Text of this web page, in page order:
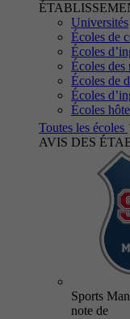
Universités
Écoles de
Écoles
Écoles des
Écoles de
Écoles
Écoles
Toutes les écoles
AVIS DES
Sports
note de